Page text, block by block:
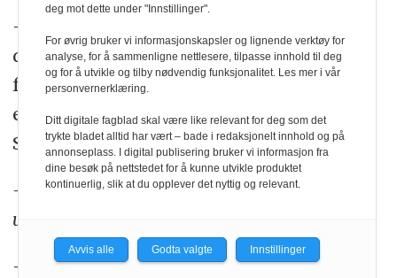
– Jeg opplever at bydelene har prioritert
dette. Det at innsatsen har vært godt
forankret på ulike ledernivåer har vært
en viktig forutsetning for å lykkes i
Språksterk, sier hun.
– Hva har vært de største utfordringene
underveis i prosjektet, slik du ser det?
– Det er relativt høy turnover blant de
deg mot dette under "Innstillinger".
For øvrig bruker vi informasjonskapsler og lignende verktøy for
analyse, for å sammenligne nettlesere, tilpasse innhold til deg
og for å utvikle og tilby nødvendig funksjonalitet. Les mer i vår
personvernerklæring.
Ditt digitale fagblad skal være like relevant for deg som det
trykte bladet alltid har vært – bade i redaksjonelt innhold og på
annonseplass. I digital publisering bruker vi informasjon fra
dine besøk på nettstedet for å kunne utvikle produktet
kontinuerlig, slik at du opplever det nyttig og relevant.
Avvis alle Godta valgte Innstillinger